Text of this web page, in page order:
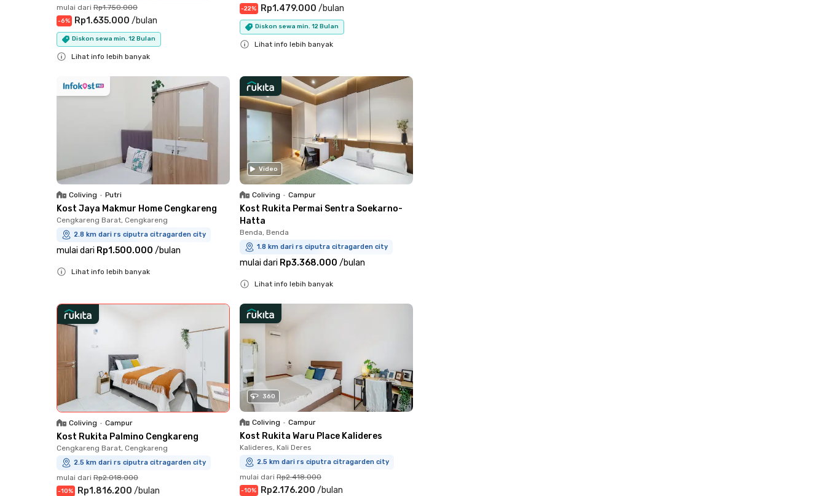
mulai dari Rp1.750.000
-6% Rp1.635.000 /bulan
Diskon sewa min. 12 Bulan
Lihat info lebih banyak
-22% Rp1.479.000 /bulan
Diskon sewa min. 12 Bulan
Lihat info lebih banyak
Coliving • Putri
Kost Jaya Makmur Home Cengkareng
Cengkareng Barat, Cengkareng
2.8 km dari rs ciputra citragarden city
mulai dari Rp1.500.000 /bulan
Lihat info lebih banyak
Video
Coliving • Campur
Kost Rukita Permai Sentra Soekarno-
Hatta
Benda, Benda
1.8 km dari rs ciputra citragarden city
mulai dari Rp3.368.000 /bulan
Lihat info lebih banyak
Coliving • Campur
Kost Rukita Palmino Cengkareng
Cengkareng Barat, Cengkareng
2.5 km dari rs ciputra citragarden city
mulai dari Rp2.018.000
-10% Rp1.816.200 /bulan
360
Coliving • Campur
Kost Rukita Waru Place Kalideres
Kalideres, Kali Deres
2.5 km dari rs ciputra citragarden city
mulai dari Rp2.418.000
-10% Rp2.176.200 /bulan